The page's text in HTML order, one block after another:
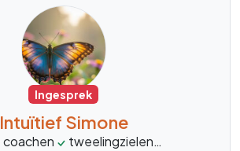
Ingesprek
Intuïtief Simone
coachen tweelingzielen